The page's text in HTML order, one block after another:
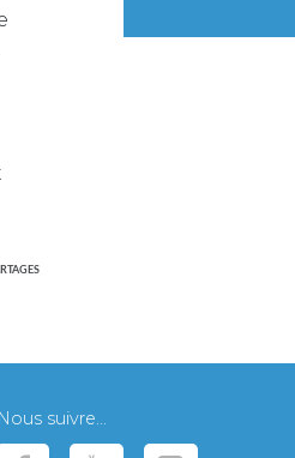
Nous suivre...